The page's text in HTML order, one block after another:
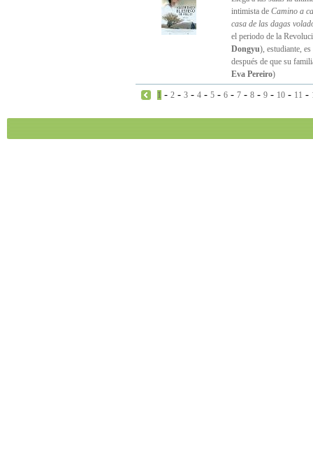
intimista de Camino a
casa de las dagas
el periodo de la
Dongyu), estudiante,
después de que su
Eva Pereiro)
1 - 2 - 3 - 4 - 5 - 6 - 7 - 8 - 9 - 10 - 11 -